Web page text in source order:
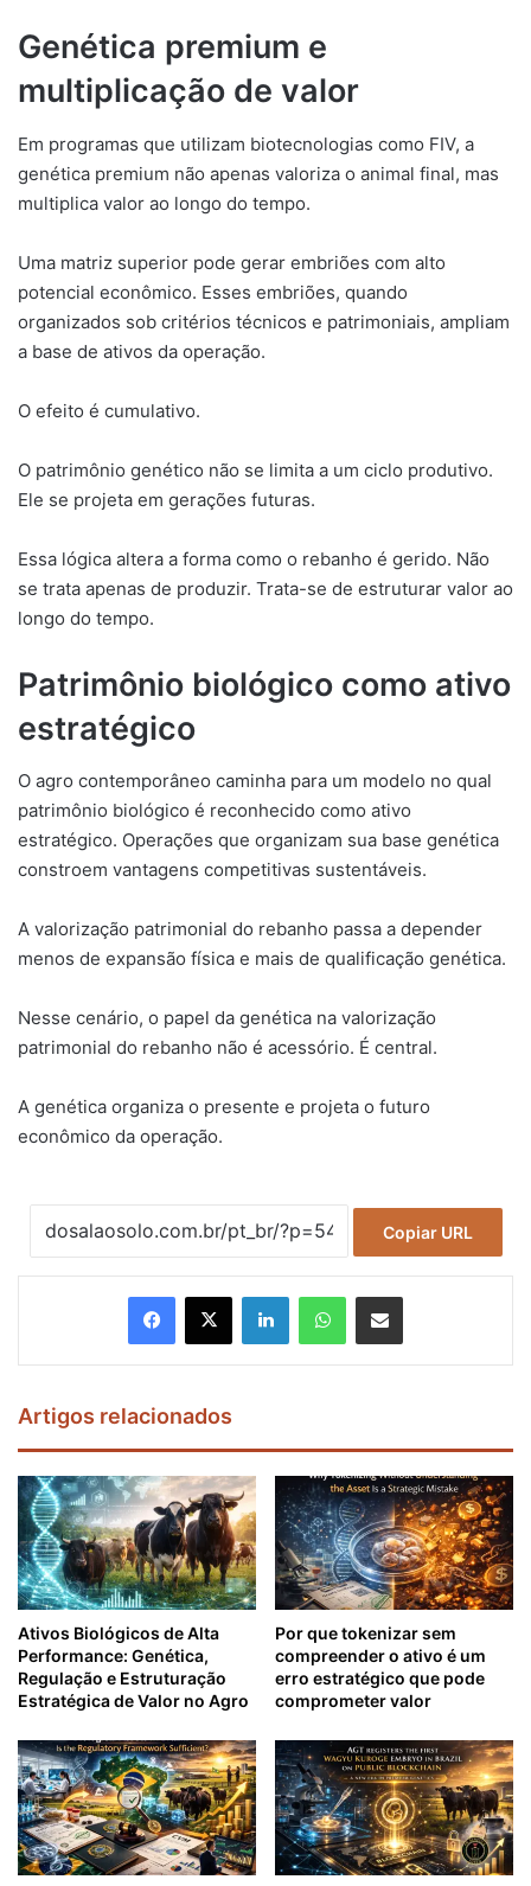
Genética premium e
multiplicação de valor
Em programas que utilizam biotecnologias como FIV, a
genética premium não apenas valoriza o animal final, mas
multiplica valor ao longo do tempo.
Uma matriz superior pode gerar embriões com alto
potencial econômico. Esses embriões, quando
organizados sob critérios técnicos e patrimoniais, ampliam
a base de ativos da operação.
O efeito é cumulativo.
O patrimônio genético não se limita a um ciclo produtivo.
Ele se projeta em gerações futuras.
Essa lógica altera a forma como o rebanho é gerido. Não
se trata apenas de produzir. Trata-se de estruturar valor ao
longo do tempo.
Patrimônio biológico como ativo
estratégico
O agro contemporâneo caminha para um modelo no qual
patrimônio biológico é reconhecido como ativo
estratégico. Operações que organizam sua base genética
constroem vantagens competitivas sustentáveis.
A valorização patrimonial do rebanho passa a depender
menos de expansão física e mais de qualificação genética.
Nesse cenário, o papel da genética na valorização
patrimonial do rebanho não é acessório. É central.
A genética organiza o presente e projeta o futuro
econômico da operação.
Copiar URL
Facebook
X LinkedinWhatsAppCompartilhar via e-mail
Artigos relacionados
Ativos Biológicos de Alta
Performance: Genética,
Regulação e Estruturação
Estratégica de Valor no Agro
Por que tokenizar sem
compreender o ativo é um
erro estratégico que pode
comprometer valor